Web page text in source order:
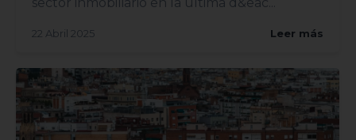
sector inmobiliario en la última d&eac...
22 Abril 2025 Leer más